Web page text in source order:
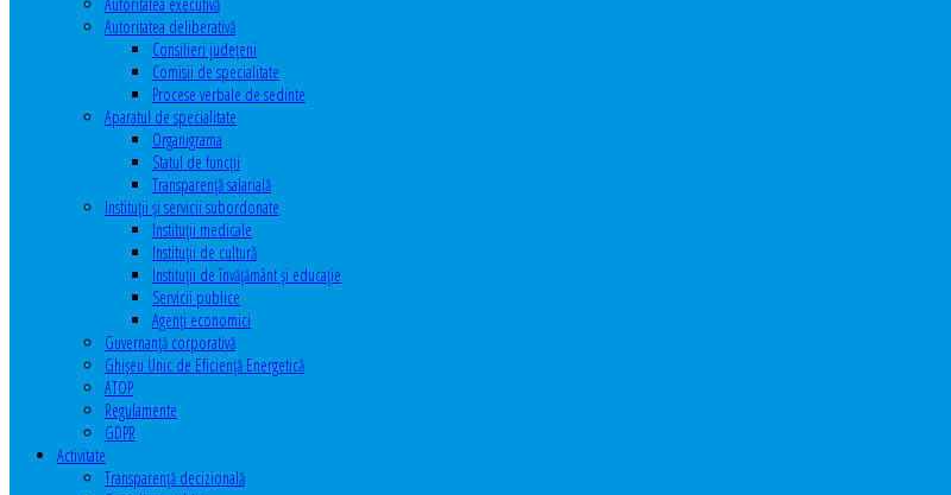
Autoritatea deliberativă
Consilieri judeţeni
Comisii de specialitate
Procese verbale de sedinte
Aparatul de specialitate
Organigrama
Statul de funcții
Transparență salarială
Instituţii şi servicii subordonate
Instituţii medicale
Instituţii de cultură
Instituţii de învăţământ şi educaţie
Servicii publice
Agenţi economici
Guvernanță corporativă
Ghişeu Unic de Eficienţă Energetică
ATOP
Regulamente
GDPR
Activitate
Transparenţă decizională